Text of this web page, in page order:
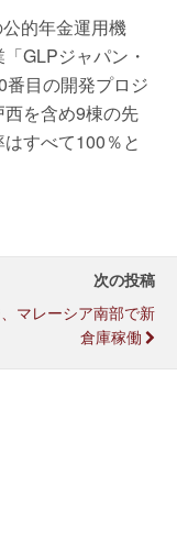
的年金運用機
GLPジャパン・
目の開発プロジ
を含め9棟の先
すべて100％と
次の投稿
マレーシア南部で新
倉庫稼働